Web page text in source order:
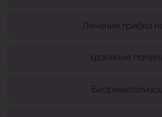
Лечение грибка
Удаление